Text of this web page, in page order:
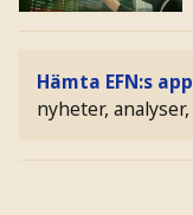
Hämta EFN:s
nyheter,